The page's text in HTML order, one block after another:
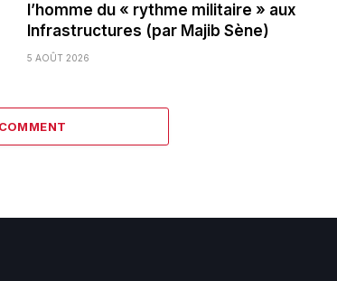
l’homme du « rythme militaire » aux
Infrastructures (par Majib Sène)
5 AOÛT 2026